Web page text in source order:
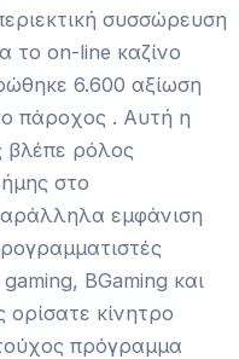
συσσώρευση
το on-line καζίνο
6.600 αξίωση
πάροχος . Αυτή η
βλέπε ρόλος
στο
εμφάνιση
BGaming και
ορίσατε κίνητρο
πρόγραμμα